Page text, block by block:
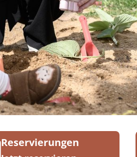
Reservierungen